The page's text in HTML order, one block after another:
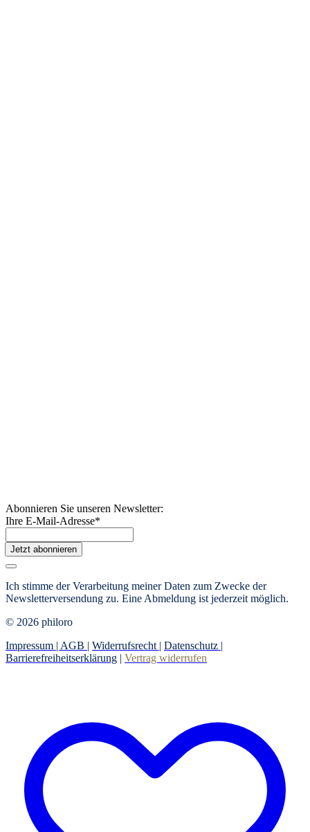
Abonnieren Sie unseren Newsletter:
Ihre E-Mail-Adresse*
Jetzt abonnieren
Ich stimme der Verarbeitung meiner Daten zum Zwecke der
Newsletterversendung zu. Eine Abmeldung ist jederzeit möglich.
© 2026 philoro
Impressum | AGB | Widerrufsrecht | Datenschutz |
Barrierefreiheitserklärung | Vertrag widerrufen